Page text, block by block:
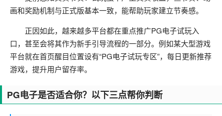
画和奖励机制与正式版基本一致，能帮助玩家建立节奏感。
正因如此，越来越多平台都在重点推广PG电子试玩入
口，甚至会将其作为新手引导流程的一部分。例如某大型游戏
平台就在首页醒目位置设有“PG电子试玩专区”，每日更新推荐
游戏，提升用户留存率。
PG电子是否适合你？以下三点帮你判断